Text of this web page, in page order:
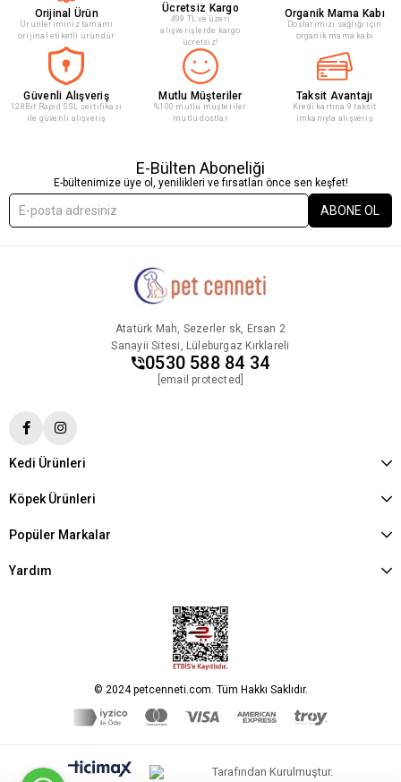
Orijinal Ürün
Ürünleriminiz tamamı
orijinal etiketli üründür
Ücretsiz Kargo
499 TL ve üzeri
alışverişlerde kargo
ücretsiz!
Organik Mama Kabı
Doslarımızı sağlığı için
organik mama kabı
Güvenli Alışveriş
128Bit Rapid SSL sertifikası
ile güvenli alışveriş
Mutlu Müşteriler
%100 mutlu müşteriler
mutlu dostlar
Taksit Avantajı
Kredi kartına 9 taksit
imkanıyla alışveriş
E-Bülten Aboneliği
E-bültenimize üye ol, yenilikleri ve fırsatları önce sen keşfet!
ABONE OL
Atatürk Mah, Sezerler sk, Ersan 2
Sanayii Sitesi, Lüleburgaz Kırklareli
0530 588 84 34
[email protected]
Kedi Ürünleri
Köpek Ürünleri
Popüler Markalar
Yardım
© 2024 petcenneti.com. Tüm Hakkı Saklıdır.
Tarafından Kurulmuştur.